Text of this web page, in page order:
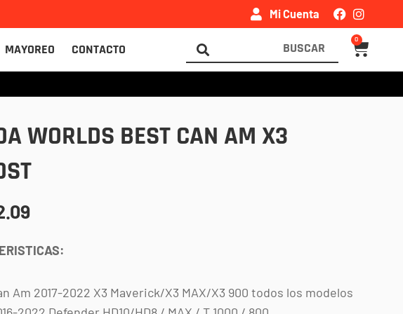
Mi Cuenta
MAYOREO CONTACTO
Search
...
0
Carrito
WORLDS BEST CAN AM X3
Am 2017-2022 X3 Maverick/X3 MAX/X3 900 todos los modelos